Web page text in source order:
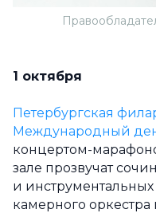
1 октября
Петербургская
Международный
концертом-
зале прозвучат
и инструментальных
камерного